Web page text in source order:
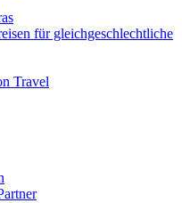
für gleichgeschlechtliche
Travel